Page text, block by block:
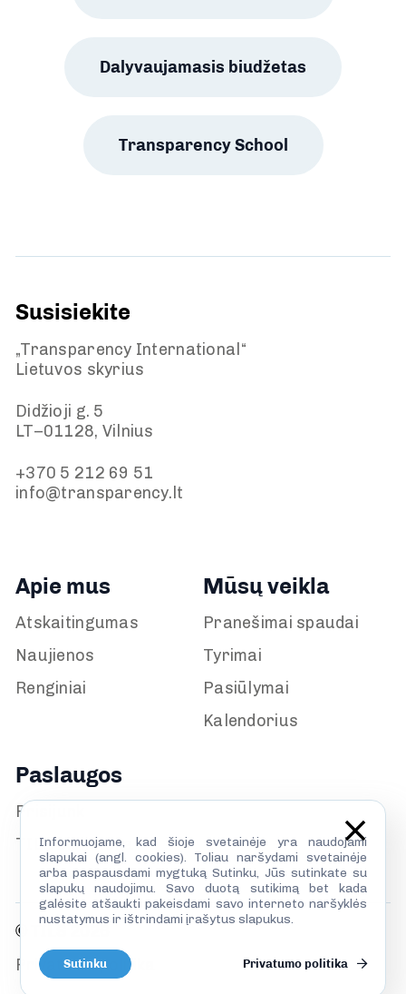
Dalyvaujamasis biudžetas
Transparency School
Susisiekite
„Transparency International“
Lietuvos skyrius
Didžioji g. 5
LT–01128, Vilnius
+370 5 212 69 51
info@transparency.lt
Apie mus
Atskaitingumas
Naujienos
Renginiai
Mūsų veikla
Pranešimai spaudai
Tyrimai
Pasiūlymai
Kalendorius
Paslaugos
Prisijunk
TILS biblioteka
© TILS 2026
Privatumo politika
Informuojame, kad šioje svetainėje yra naudojami
slapukai (angl. cookies). Toliau naršydami svetainėje
arba paspausdami mygtuką Sutinku, Jūs sutinkate su
slapukų naudojimu. Savo duotą sutikimą bet kada
galėsite atšaukti pakeisdami savo interneto naršyklės
nustatymus ir ištrindami įrašytus slapukus.
Sutinku Privatumo politika